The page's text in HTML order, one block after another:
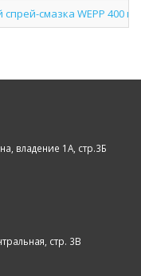
смазка WEPP 400 мл.
владение 1А, стр.3Б
стр. 3В